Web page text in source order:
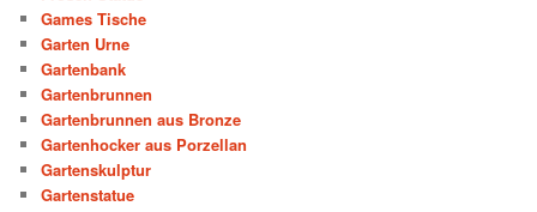
Games Tische
Garten Urne
Gartenbank
Gartenbrunnen
Gartenbrunnen aus Bronze
Gartenhocker aus Porzellan
Gartenskulptur
Gartenstatue